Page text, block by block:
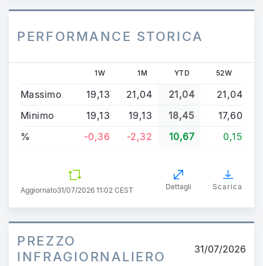
PERFORMANCE STORICA
1W 1M YTD 52W
Massimo 19,13 21,04 21,04
21,04
Minimo
19,13 19,13 18,45
17,60
%
-0,36 -2,32 10,67 0,15
Aggiornato31/07/2026 11:02 CEST Dettagli Scarica
PREZZO
INFRAGIORNALIERO
31/07/2026